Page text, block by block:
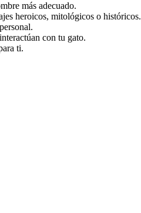
más adecuado.
heroicos, mitológicos o históricos.
con tu gato.
ti.